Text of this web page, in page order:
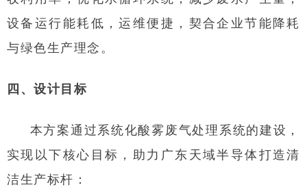
设备运行能耗低，运维便捷，契合企业节能降耗
与绿色生产理念。
四、设计目标
本方案通过系统化酸雾废气处理系统的建设，
实现以下核心目标，助力广东天域半导体打造清
洁生产标杆：